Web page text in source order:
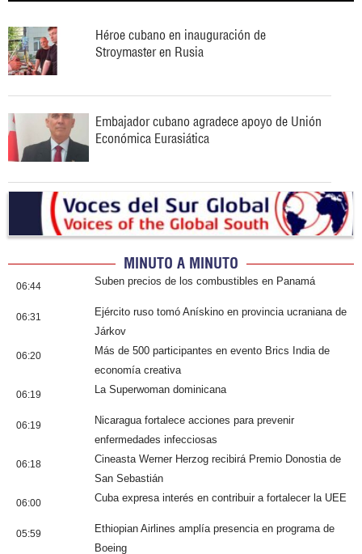
Héroe cubano en inauguración de
Stroymaster en Rusia
Embajador cubano agradece apoyo de Unión
Económica Eurasiática
MINUTO A MINUTO
06:44 Suben precios de los combustibles en Panamá
06:31
Ejército ruso tomó Anískino en provincia ucraniana de
Járkov
06:20
Más de 500 participantes en evento Brics India de
economía creativa
06:19 La Superwoman dominicana
06:19
Nicaragua fortalece acciones para prevenir
enfermedades infecciosas
06:18
Cineasta Werner Herzog recibirá Premio Donostia de
San Sebastián
06:00 Cuba expresa interés en contribuir a fortalecer la UEE
05:59
Ethiopian Airlines amplía presencia en programa de
Boeing